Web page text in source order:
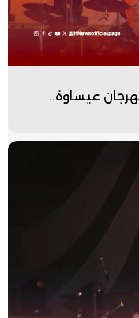
عيساوة..